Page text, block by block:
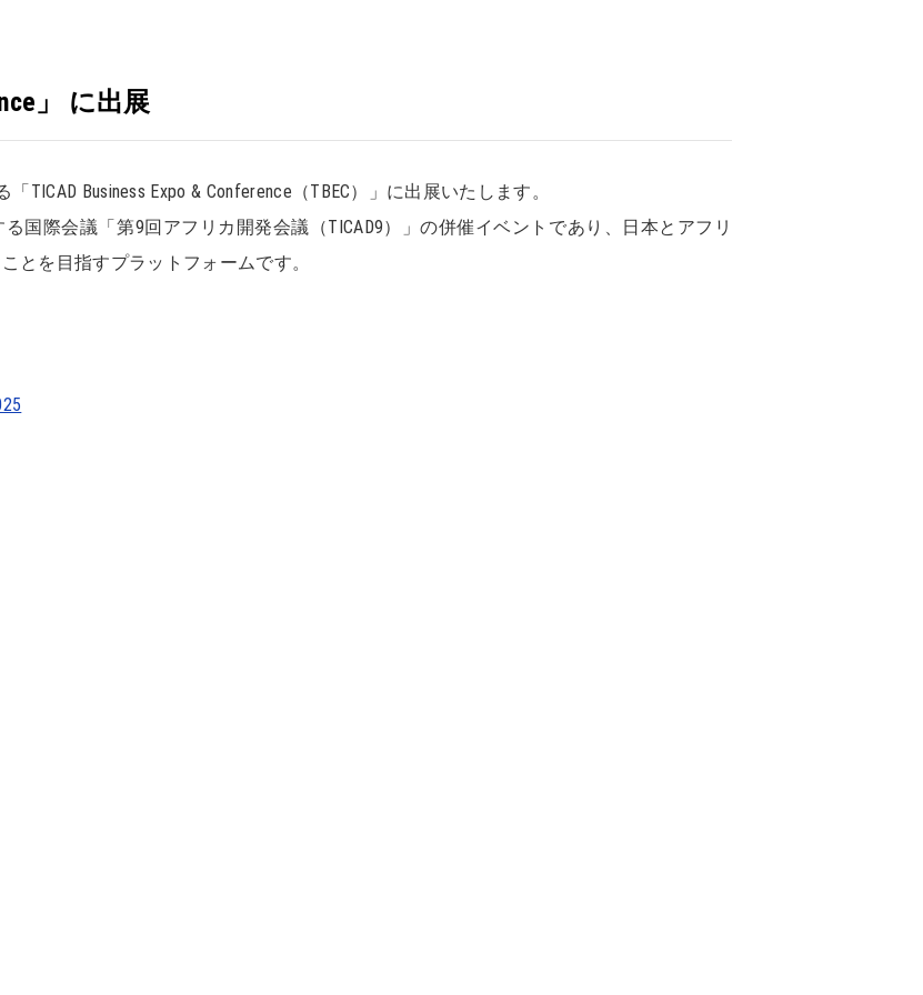
」 に出展
Business Expo & Conference（TBEC）」に出展いたします。
国際会議「第9回アフリカ開発会議（TICAD9）」の併催イベントであり、日本とアフリ
とを目指すプラットフォームです。